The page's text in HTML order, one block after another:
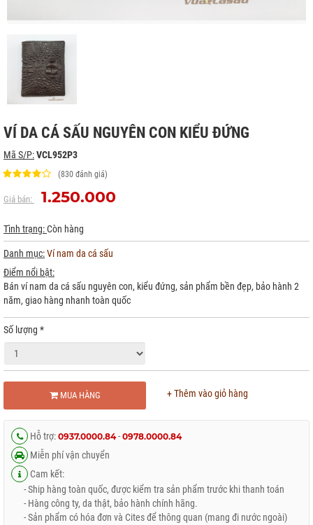
VÍ DA CÁ SẤU NGUYÊN CON KIỂU ĐỨNG
Mã S/P:VCL952P3
(830 đánh giá)
Giá bán: 1.250.000
Tình trạng:Còn hàng
Danh mục:Ví nam da cá sấu
Điểm nổi bật:
Bán ví nam da cá sấu nguyên con, kiểu đứng, sản phẩm bền đẹp, bảo hành 2
năm, giao hàng nhanh toàn quốc
Số lượng *
MUA HÀNG + Thêm vào giỏ hàng
Hỗ trợ: 0937.0000.84- 0978.0000.84
Miễn phí vận chuyển
Cam kết:
- Ship hàng toàn quốc, được kiểm tra sản phẩm trước khi thanh toán
- Hàng công ty, da thật, bảo hành chính hãng.
- Sản phẩm có hóa đơn và Cites để thông quan (mang đi nước ngoài)